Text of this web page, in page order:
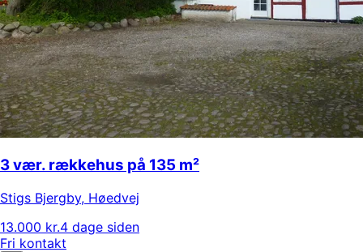
3 vær. rækkehus på 135 m²
Stigs Bjergby, Høedvej
13.000 kr.4 dage siden
Fri kontakt